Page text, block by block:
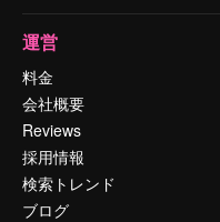
運営
料金
会社概要
Reviews
採用情報
検索トレンド
ブログ